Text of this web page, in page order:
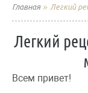
Главная» Легкий
Легкий
Всем привет!